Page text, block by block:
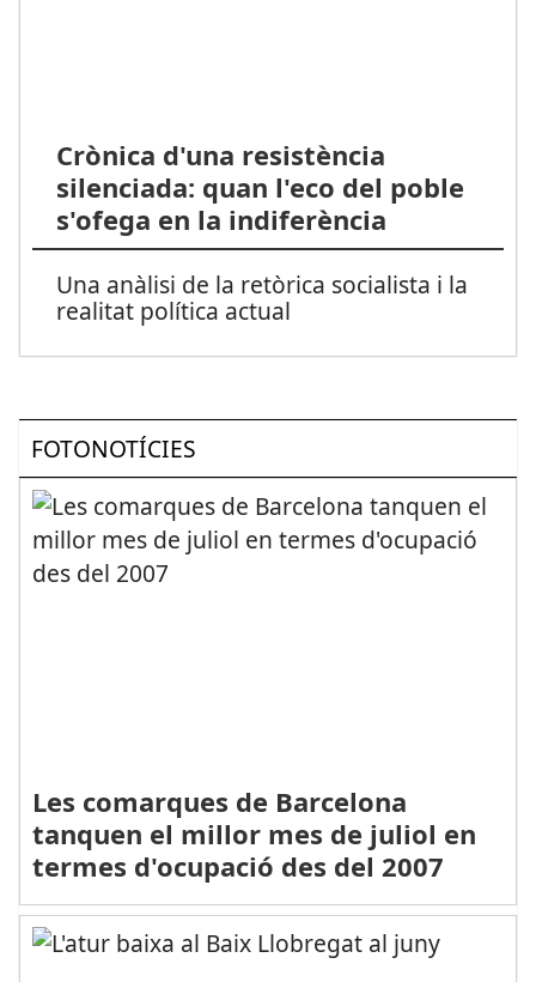
Crònica d'una resistència
silenciada: quan l'eco del poble
s'ofega en la indiferència
Una anàlisi de la retòrica socialista i la
realitat política actual
FOTONOTÍCIES
Les comarques de Barcelona
tanquen el millor mes de juliol en
termes d'ocupació des del 2007